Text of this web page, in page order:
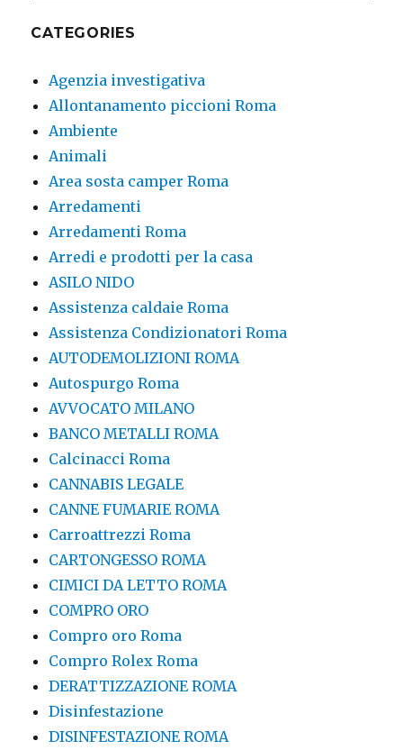
CATEGORIES
Agenzia investigativa
Allontanamento piccioni Roma
Ambiente
Animali
Area sosta camper Roma
Arredamenti
Arredamenti Roma
Arredi e prodotti per la casa
ASILO NIDO
Assistenza caldaie Roma
Assistenza Condizionatori Roma
AUTODEMOLIZIONI ROMA
Autospurgo Roma
AVVOCATO MILANO
BANCO METALLI ROMA
Calcinacci Roma
CANNABIS LEGALE
CANNE FUMARIE ROMA
Carroattrezzi Roma
CARTONGESSO ROMA
CIMICI DA LETTO ROMA
COMPRO ORO
Compro oro Roma
Compro Rolex Roma
DERATTIZZAZIONE ROMA
Disinfestazione
DISINFESTAZIONE ROMA